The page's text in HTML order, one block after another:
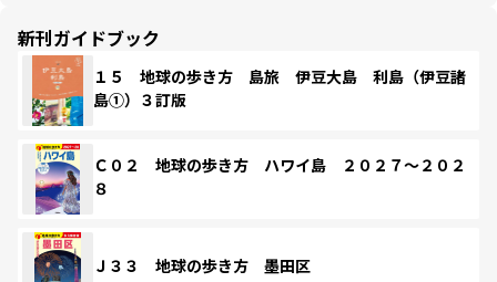
新刊ガイドブック
１５ 地球の歩き方 島旅 伊豆大島 利島（伊豆諸
島①）３訂版
Ｃ０２ 地球の歩き方 ハワイ島 ２０２７～２０２
８
Ｊ３３ 地球の歩き方 墨田区